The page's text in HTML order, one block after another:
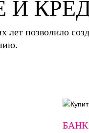
И
позволило